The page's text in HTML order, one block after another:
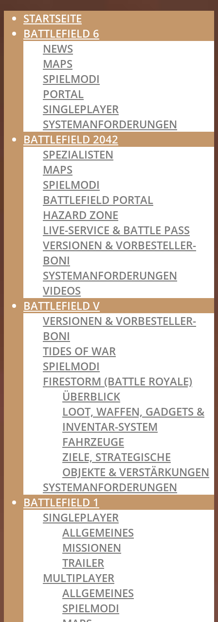
STARTSEITE
BATTLEFIELD 6
NEWS
MAPS
SPIELMODI
PORTAL
SINGLEPLAYER
SYSTEMANFORDERUNGEN
BATTLEFIELD 2042
SPEZIALISTEN
MAPS
SPIELMODI
BATTLEFIELD PORTAL
HAZARD ZONE
LIVE-SERVICE & BATTLE PASS
VERSIONEN & VORBESTELLER-
BONI
SYSTEMANFORDERUNGEN
VIDEOS
BATTLEFIELD V
VERSIONEN & VORBESTELLER-
BONI
TIDES OF WAR
SPIELMODI
FIRESTORM (BATTLE ROYALE)
ÜBERBLICK
LOOT, WAFFEN, GADGETS &
INVENTAR-SYSTEM
FAHRZEUGE
ZIELE, STRATEGISCHE
OBJEKTE & VERSTÄRKUNGEN
SYSTEMANFORDERUNGEN
BATTLEFIELD 1
SINGLEPLAYER
ALLGEMEINES
MISSIONEN
TRAILER
MULTIPLAYER
ALLGEMEINES
SPIELMODI